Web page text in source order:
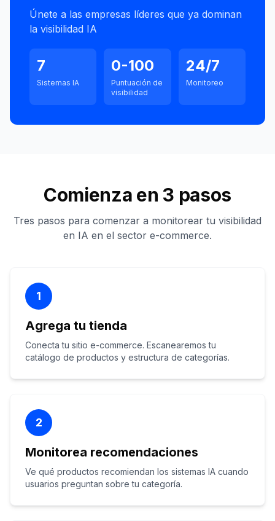
Únete a las empresas líderes que ya dominan
la visibilidad IA
7
Sistemas IA
0-100
Puntuación de
visibilidad
24/7
Monitoreo
Comienza en 3 pasos
Tres pasos para comenzar a monitorear tu visibilidad
en IA en el sector e-commerce.
1
Agrega tu tienda
Conecta tu sitio e-commerce. Escanearemos tu
catálogo de productos y estructura de categorías.
2
Monitorea recomendaciones
Ve qué productos recomiendan los sistemas IA cuando
usuarios preguntan sobre tu categoría.